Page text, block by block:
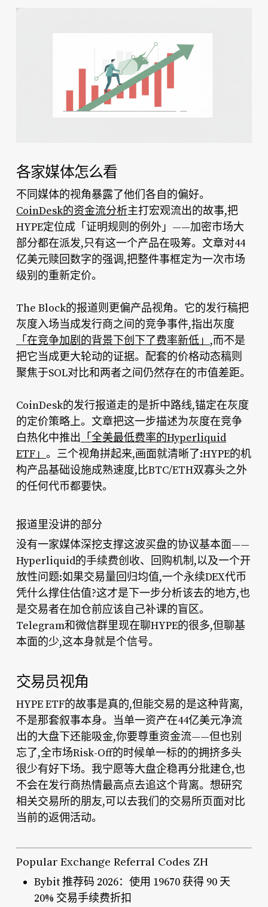
各家媒体怎么看
不同媒体的视角暴露了他们各自的偏好。
CoinDesk的资金流分析主打宏观流出的故事,把
HYPE定位成「证明规则的例外」——加密市场大
部分都在派发,只有这一个产品在吸筹。文章对44
亿美元赎回数字的强调,把整件事框定为一次市场
级别的重新定价。
The Block的报道则更偏产品视角。它的发行稿把
灰度入场当成发行商之间的竞争事件,指出灰度
「在竞争加剧的背景下创下了费率新低」 ,而不是
把它当成更大轮动的证据。配套的价格动态稿则
聚焦于SOL对比和两者之间仍然存在的市值差距。
CoinDesk的发行报道走的是折中路线,锚定在灰度
的定价策略上。文章把这一步描述为灰度在竞争
白热化中推出 「全美最低费率的Hyperliquid
ETF」 。三个视角拼起来,画面就清晰了:HYPE的机
构产品基础设施成熟速度,比BTC/ETH双寡头之外
的任何代币都要快。
报道里没讲的部分
没有一家媒体深挖支撑这波买盘的协议基本面——
Hyperliquid的手续费创收、回购机制,以及一个开
放性问题:如果交易量回归均值,一个永续DEX代币
凭什么撑住估值?这才是下一步分析该去的地方,也
是交易者在加仓前应该自己补课的盲区。
Telegram和微信群里现在聊HYPE的很多,但聊基
本面的少,这本身就是个信号。
交易员视角
HYPE ETF的故事是真的,但能交易的是这种背离,
不是那套叙事本身。当单一资产在44亿美元净流
出的大盘下还能吸金,你要尊重资金流——但也别
忘了,全市场Risk-Off的时候单一标的的拥挤多头
很少有好下场。我宁愿等大盘企稳再分批建仓,也
不会在发行商热情最高点去追这个背离。想研究
相关交易所的朋友,可以去我们的交易所页面对比
当前的返佣活动。
Popular Exchange Referral Codes ZH
Bybit 推荐码 2026：使用 19670 获得 90 天
20% 交易手续费折扣